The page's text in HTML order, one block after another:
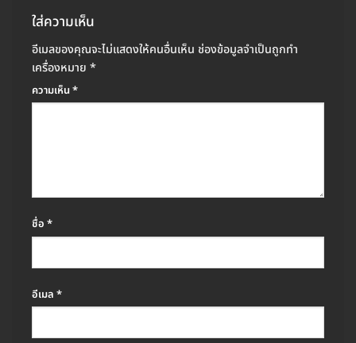
ใส่ความเห็น
อีเมลของคุณจะไม่แสดงให้คนอื่นเห็น ช่องข้อมูลจำเป็นถูกทำ
เครื่องหมาย *
ความเห็น*
ชื่อ *
อีเมล *